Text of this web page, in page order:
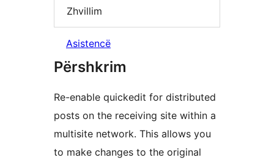
Zhvillim
Asistencë
Përshkrim
Re-enable quickedit for distributed
posts on the receiving site within a
multisite network. This allows you
to make changes to the original